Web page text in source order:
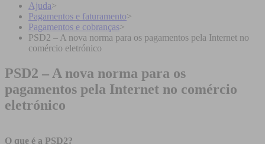
Ajuda>
Pagamentos e faturamento>
Pagamentos e cobranças>
PSD2 – A nova norma para os pagamentos pela Internet no
comércio eletrónico
PSD2 – A nova norma para os
pagamentos pela Internet no comércio
eletrónico
O que é a PSD2?